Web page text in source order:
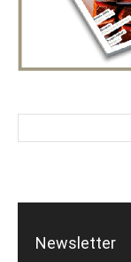
Newsletter